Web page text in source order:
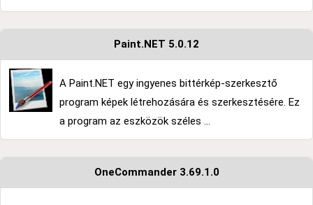
Paint.NET 5.0.12
A Paint.NET egy ingyenes bittérkép-szerkesztő
program képek létrehozására és szerkesztésére. Ez
a program az eszközök széles ...
OneCommander 3.69.1.0